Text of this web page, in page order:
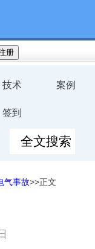
技术 案例
签到
气事故>>正文